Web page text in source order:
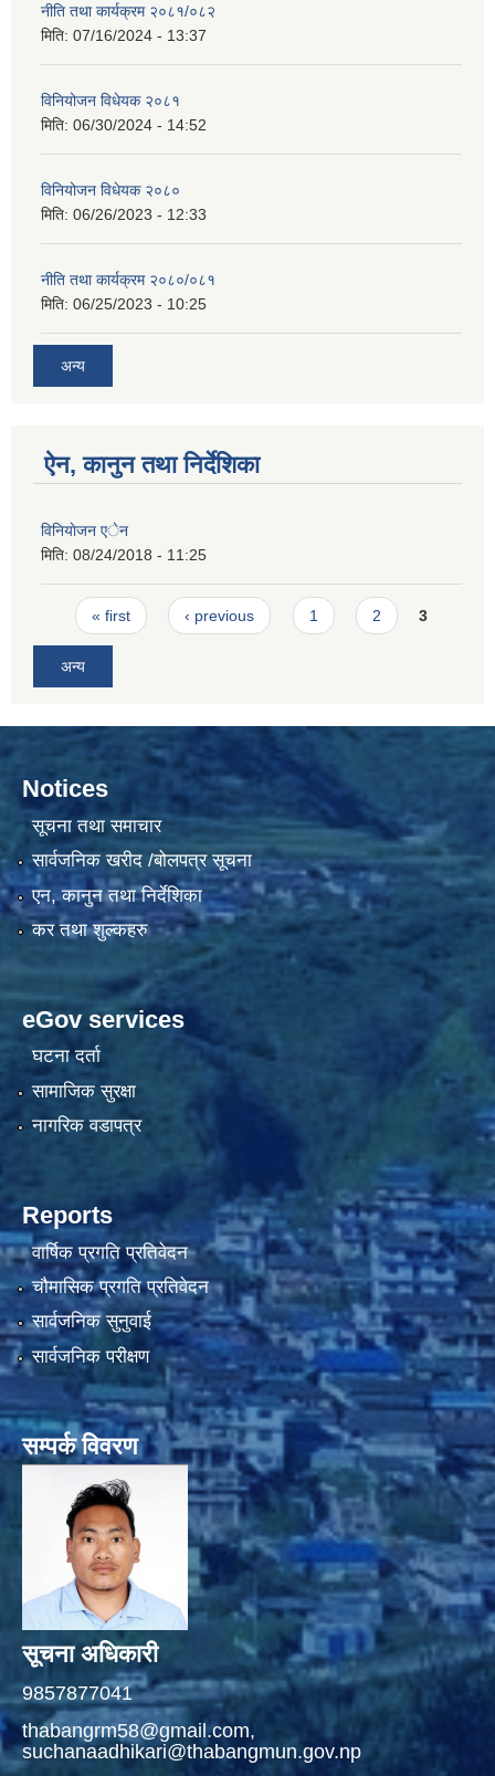
नीति तथा कार्यक्रम २०८१/०८२
मिति: 07/16/2024 - 13:37
विनियोजन विधेयक २०८१
मिति: 06/30/2024 - 14:52
विनियोजन विधेयक २०८०
मिति: 06/26/2023 - 12:33
नीति तथा कार्यक्रम २०८०/०८१
मिति: 06/25/2023 - 10:25
अन्य
ऐन, कानुन तथा निर्देशिका
विनियाेजन एेन
मिति: 08/24/2018 - 11:25
Pages
« first ‹ previous 1 2 3
अन्य
Notices
सूचना तथा समाचार
सार्वजनिक खरीद /बोलपत्र सूचना
एन, कानुन तथा निर्देशिका
कर तथा शुल्कहरु
eGov services
घटना दर्ता
सामाजिक सुरक्षा
नागरिक वडापत्र
Reports
वार्षिक प्रगति प्रतिवेदन
चौमासिक प्रगति प्रतिवेदन
सार्वजनिक सुनुवाई
सार्वजनिक परीक्षण
सम्पर्क विवरण
सूचना अधिकारी
9857877041
thabangrm58@gmail.com,
suchanaadhikari@thabangmun.gov.np